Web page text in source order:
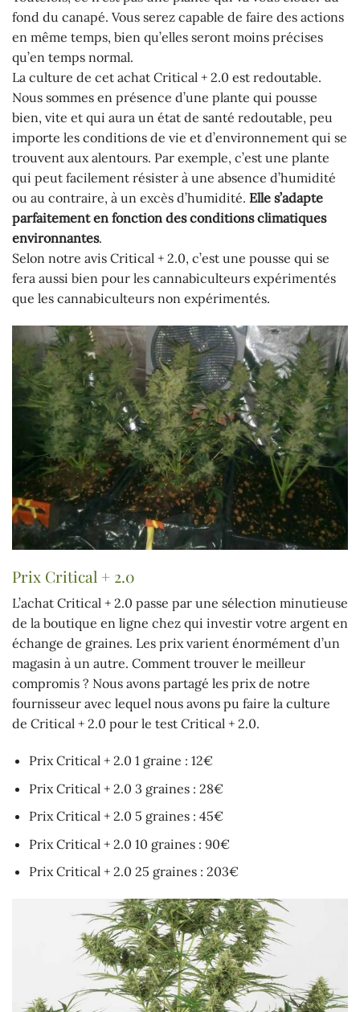
fond du canapé. Vous serez capable de faire des actions
en même temps, bien qu’elles seront moins précises
qu’en temps normal.
La culture de cet achat Critical + 2.0 est redoutable.
Nous sommes en présence d’une plante qui pousse
bien, vite et qui aura un état de santé redoutable, peu
importe les conditions de vie et d’environnement qui se
trouvent aux alentours. Par exemple, c’est une plante
qui peut facilement résister à une absence d’humidité
ou au contraire, à un excès d’humidité. Elle s’adapte
parfaitement en fonction des conditions climatiques
environnantes.
Selon notre avis Critical + 2.0, c’est une pousse qui se
fera aussi bien pour les cannabiculteurs expérimentés
que les cannabiculteurs non expérimentés.
Prix Critical + 2.0
L’achat Critical + 2.0 passe par une sélection minutieuse
de la boutique en ligne chez qui investir votre argent en
échange de graines. Les prix varient énormément d’un
magasin à un autre. Comment trouver le meilleur
compromis ? Nous avons partagé les prix de notre
fournisseur avec lequel nous avons pu faire la culture
de Critical + 2.0 pour le test Critical + 2.0.
Prix Critical + 2.0 1 graine : 12€
Prix Critical + 2.0 3 graines : 28€
Prix Critical + 2.0 5 graines : 45€
Prix Critical + 2.0 10 graines : 90€
Prix Critical + 2.0 25 graines : 203€